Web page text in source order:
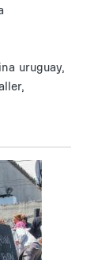
uruguay,